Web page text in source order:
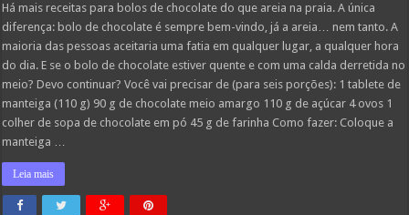
o
segredo
escondido
Há mais receitas para bolos de chocolate do que areia na praia. A única
diferença: bolo de chocolate é sempre bem-vindo, já a areia… nem tanto. A
maioria das pessoas aceitaria uma fatia em qualquer lugar, a qualquer hora
do dia. E se o bolo de chocolate estiver quente e com uma calda derretida no
meio? Devo continuar? Você vai precisar de (para seis porções): 1 tablete de
manteiga (110 g) 90 g de chocolate meio amargo 110 g de açúcar 4 ovos 1
colher de sopa de chocolate em pó 45 g de farinha Como fazer: Coloque a
manteiga …
Leia mais